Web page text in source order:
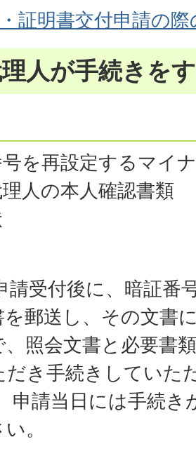
証明書交付申請の
人が手続きを
を再設定するマイ
人の本人確認書類
請受付後に、暗証番
を郵送し、その文書
、照会文書と必要書
だき手続きしていた
申請当日には手続
。